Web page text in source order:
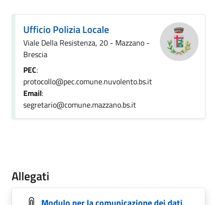
Ufficio Polizia Locale
Viale Della Resistenza, 20 - Mazzano -
Brescia
PEC:
protocollo@pec.comune.nuvolento.bs.it
Email:
segretario@comune.mazzano.bs.it
Allegati